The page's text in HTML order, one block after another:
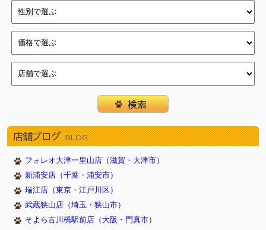
店舗ブログ BLOG
フォレオ大津一里山店（滋賀・大津市）
新浦安店（千葉・浦安市）
瑞江店（東京・江戸川区）
武蔵狭山店（埼玉・狭山市）
そよら古川橋駅前店（大阪・門真市）